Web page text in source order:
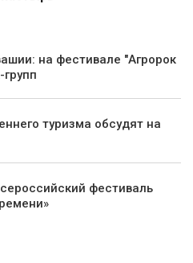
на фестивале "Агророк
туризма обсудят на
фестиваль